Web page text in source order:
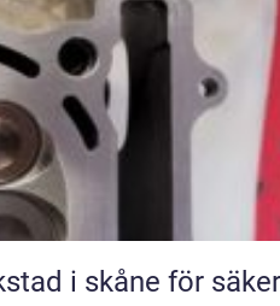
i skåne för säker